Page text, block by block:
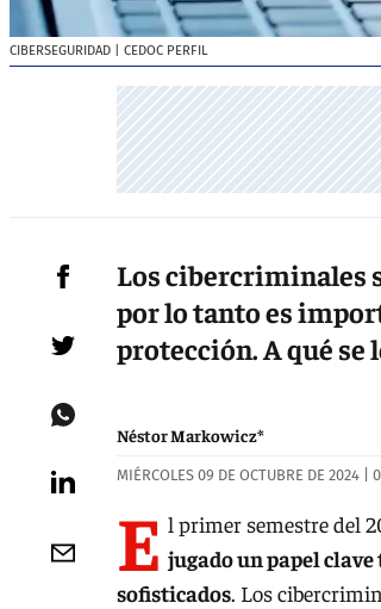
CIBERSEGURIDAD | CEDOC PERFIL
Los cibercriminales
por lo tanto es
protección. A qué se
Néstor Markowicz*
MIÉRCOLES 09 DE OCTUBRE DE 2024 |
E l primer semestre del
jugado un papel
sofisticados. Los